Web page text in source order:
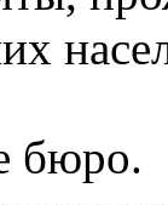
бюро.